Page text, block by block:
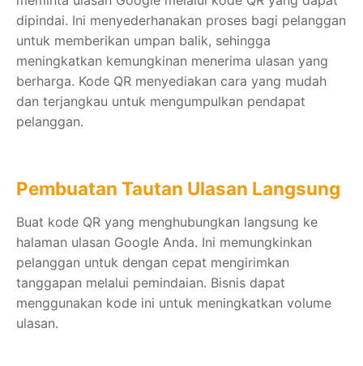
dipindai. Ini menyederhanakan proses bagi pelanggan
untuk memberikan umpan balik, sehingga
meningkatkan kemungkinan menerima ulasan yang
berharga. Kode QR menyediakan cara yang mudah
dan terjangkau untuk mengumpulkan pendapat
pelanggan.
Pembuatan Tautan Ulasan Langsung
Buat kode QR yang menghubungkan langsung ke
halaman ulasan Google Anda. Ini memungkinkan
pelanggan untuk dengan cepat mengirimkan
tanggapan melalui pemindaian. Bisnis dapat
menggunakan kode ini untuk meningkatkan volume
ulasan.